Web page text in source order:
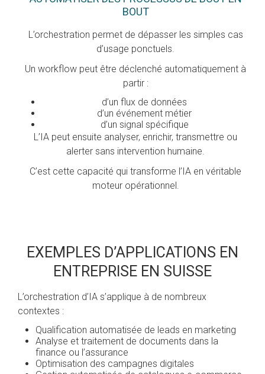
BOUT
L’orchestration permet de dépasser les simples cas
d’usage ponctuels.
Un workflow peut être déclenché automatiquement à
partir :
d’un flux de données
d’un événement métier
d’un signal spécifique
L’IA peut ensuite analyser, enrichir, transmettre ou
alerter sans intervention humaine.
C’est cette capacité qui transforme l’IA en véritable
moteur opérationnel.
EXEMPLES D’APPLICATIONS EN
ENTREPRISE EN SUISSE
L’orchestration d’IA s’applique à de nombreux
contextes :
Qualification automatisée de leads en marketing
Analyse et traitement de documents dans la
finance ou l’assurance
Optimisation des campagnes digitales